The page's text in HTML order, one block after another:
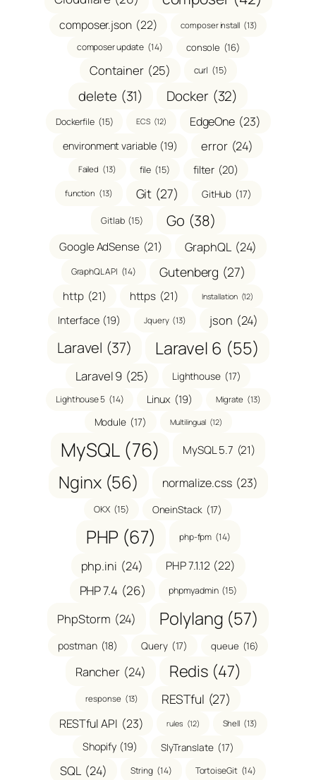
composer.json (22) composer install (13)
composer update (14) console (16)
Container (25) curl (15)
delete (31) Docker (32)
Dockerfile (15) ECS (12) EdgeOne (23)
environment variable (19) error (24)
Failed (13) file (15) filter (20)
function (13) Git (27) GitHub (17)
Gitlab (15) Go (38)
Google AdSense (21) GraphQL (24)
GraphQL API (14) Gutenberg (27)
http (21) https (21) Installation (12)
Interface (19) Jquery (13) json (24)
Laravel (37) Laravel 6 (55)
Laravel 9 (25) Lighthouse (17)
Lighthouse 5 (14) Linux (19) Migrate (13)
Module (17) Multilingual (12)
MySQL (76) MySQL 5.7 (21)
Nginx (56) normalize.css (23)
OKX (15) OneinStack (17)
PHP (67) php-fpm (14)
php.ini (24) PHP 7.1.12 (22)
PHP 7.4 (26) phpmyadmin (15)
PhpStorm (24) Polylang (57)
postman (18) Query (17) queue (16)
Rancher (24) Redis (47)
response (13) RESTful (27)
RESTful API (23) rules (12) Shell (13)
Shopify (19) SlyTranslate (17)
SQL (24) String (14) TortoiseGit (14)